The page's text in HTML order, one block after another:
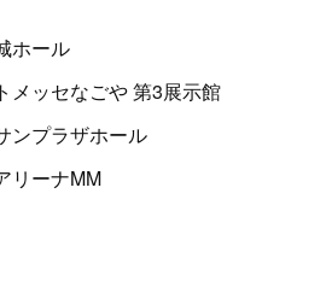
ホール
メッセなごや 第3展示館
ンプラザホール
リーナMM